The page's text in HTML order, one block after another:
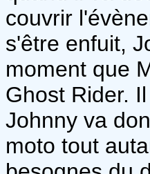
couvrir
s'être enfuit,
moment que
Ghost Rider.
Johnny va
moto tout